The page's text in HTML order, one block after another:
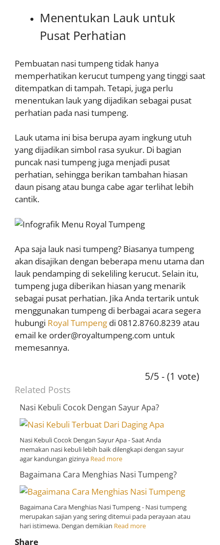
Menentukan Lauk untuk
Pusat Perhatian
Pembuatan nasi tumpeng tidak hanya
memperhatikan kerucut tumpeng yang tinggi saat
ditempatkan di tampah. Tetapi, juga perlu
menentukan lauk yang dijadikan sebagai pusat
perhatian pada nasi tumpeng.
Lauk utama ini bisa berupa ayam ingkung utuh
yang dijadikan simbol rasa syukur. Di bagian
puncak nasi tumpeng juga menjadi pusat
perhatian, sehingga berikan tambahan hiasan
daun pisang atau bunga cabe agar terlihat lebih
cantik.
Apa saja lauk nasi tumpeng? Biasanya tumpeng
akan disajikan dengan beberapa menu utama dan
lauk pendamping di sekeliling kerucut. Selain itu,
tumpeng juga diberikan hiasan yang menarik
sebagai pusat perhatian. Jika Anda tertarik untuk
menggunakan tumpeng di berbagai acara segera
hubungi Royal Tumpeng di 0812.8760.8239 atau
email ke order@royaltumpeng.com untuk
memesannya.
5/5 - (1 vote)
Related Posts
Nasi Kebuli Cocok Dengan Sayur Apa?
Nasi Kebuli Cocok Dengan Sayur Apa - Saat Anda
memakan nasi kebuli lebih baik dilengkapi dengan sayur
agar kandungan gizinya Read more
Bagaimana Cara Menghias Nasi Tumpeng?
Bagaimana Cara Menghias Nasi Tumpeng - Nasi tumpeng
merupakan sajian yang sering ditemui pada perayaan atau
hari istimewa. Dengan demikian Read more
Share